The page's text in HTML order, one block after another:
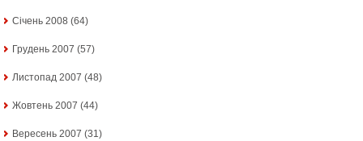
Січень 2008 (64)
Грудень 2007 (57)
Листопад 2007 (48)
Жовтень 2007 (44)
Вересень 2007 (31)